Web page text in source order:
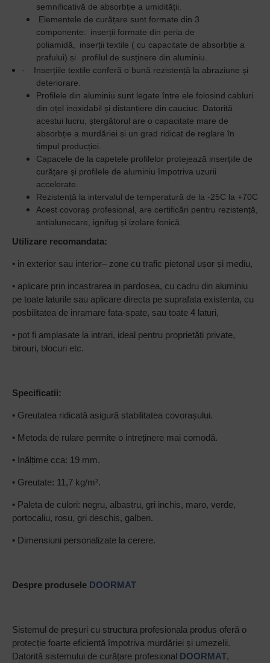
semnificativă de absorbție a umidității.
Elementele de curățare sunt formate din 3
componente: inserții formate din peria de
poliamidă,
inserții textile ( cu capacitate de absorbție a
prafului) și
profilul de susținere din aluminiu.
·
Inserțiile textile conferă o bună rezistență la abraziune și
deteriorare.
Profilele din aluminiu sunt legate între ele folosind cabluri
din oțel inoxidabil și distanțiere din cauciuc. Datorită
acestui lucru, ștergătorul are o capacitate mare de
absorbție a murdăriei și un grad ridicat de reglare în
timpul producției.
Capacele de la capetele profilelor protejează inserțiile de
curățare și profilele de aluminiu împotriva uzurii
accelerate.
Rezistență la intervalul de temperatură de la -25C la +70C
Acest covoraș profesional, are certificări pentru rezistență,
antialunecare, ignifug și izolare fonică.
Utilizare recomandata:
• in exterior sau interior– zone cu trafic pietonal ușor și mediu,
• aplicare prin incastrarea in pardosea, cu cadru din aluminiu
pe toate laturile sau aplicare directa pe suprafata existenta, cu
posbilitatea de inramare fata-spate, sau toate 4 laturi,
• pot fi amplasate la intrari, ideal pentru proprietăți private,
birouri, blocuri etc.
Specificatii:
• Greutatea ridicată asigură stabilitatea covorașului.
• Metoda de rulare permite o intreținere mai comodă.
• Inălțime cca: 19 mm.
• Greutate: 11,7 kg/m².
• Paleta de culori: negru, albastru, gri inchis, maro, verde,
portocaliu, rosu, gri deschis, galben.
• Dimensiuni personalizate la cerere.
Despre produsele DOORMAT
Sistemul de preșuri cu structura profesionala produs oferă o
protecție foarte eficientă împotriva murdăriei și umezelii.
Datorită sistemului de curățare profesional DOORMAT,